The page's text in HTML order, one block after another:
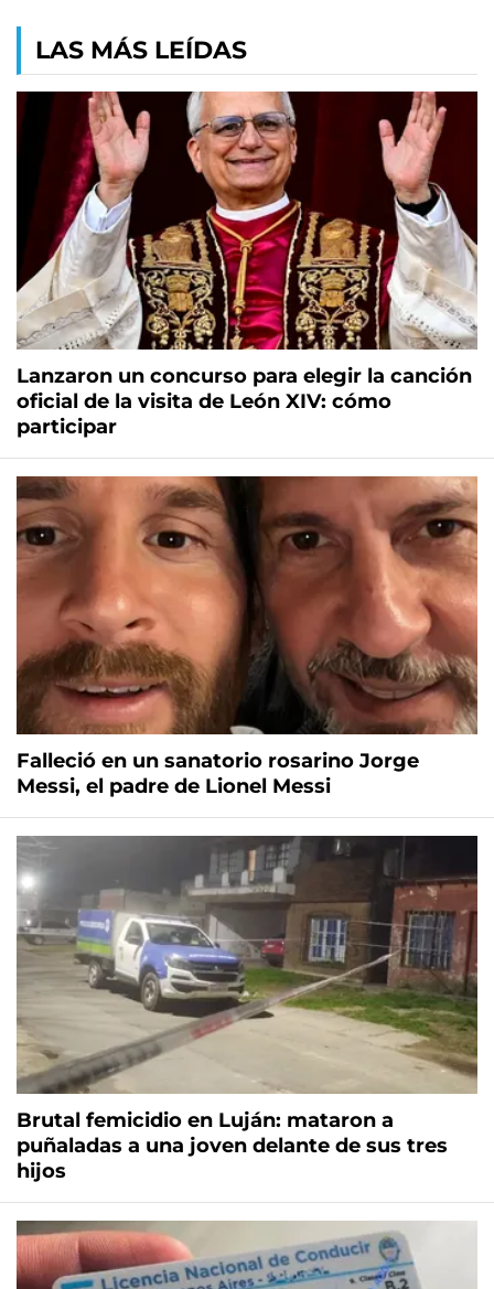
LAS MÁS LEÍDAS
Lanzaron un concurso para elegir la canción
oficial de la visita de León XIV: cómo
participar
Falleció en un sanatorio rosarino Jorge
Messi, el padre de Lionel Messi
Brutal femicidio en Luján: mataron a
puñaladas a una joven delante de sus tres
hijos